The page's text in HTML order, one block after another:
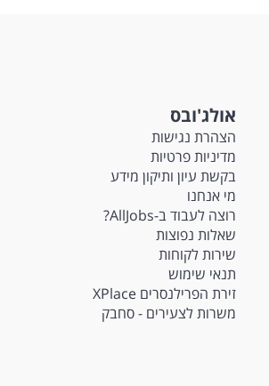
אולג'ובס
הצהרת נגישות
מדיניות פרטיות
בקשת עיון ותיקון מידע
מי אנחנו
רוצה לעבוד ב-AllJobs?
שאלות נפוצות
שירות לקוחות
תנאי שימוש
זירת הפרילנסרים XPlace
משרות לצעירים - סחבק